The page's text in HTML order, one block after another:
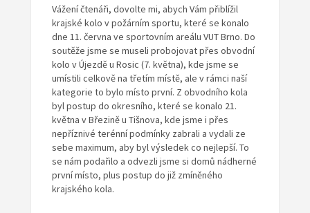
Vážení čtenáři, dovolte mi, abych Vám přiblížil
krajské kolo v požárním sportu, které se konalo
dne 11. června ve sportovním areálu VUT Brno. Do
soutěže jsme se museli probojovat přes obvodní
kolo v Újezdě u Rosic (7. května), kde jsme se
umístili celkově na třetím místě, ale v rámci naší
kategorie to bylo místo první. Z obvodního kola
byl postup do okresního, které se konalo 21.
května v Březině u Tišnova, kde jsme i přes
nepříznivé terénní podmínky zabrali a vydali ze
sebe maximum, aby byl výsledek co nejlepší. To
se nám podařilo a odvezli jsme si domů nádherné
první místo, plus postup do již zmíněného
krajského kola.